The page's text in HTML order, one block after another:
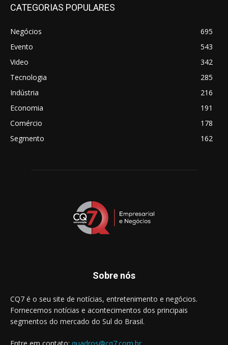
CATEGORIAS POPULARES
Negócios
695
Evento
543
Video
342
Tecnologia
285
Indústria
216
Economia
191
Comércio
178
Segmento
162
Sobre nós
CQ7 é o seu site de notícias, entretenimento e negócios.
Fornecemos notícias e acontecimentos dos principais
segmentos do mercado do Sul do Brasil.